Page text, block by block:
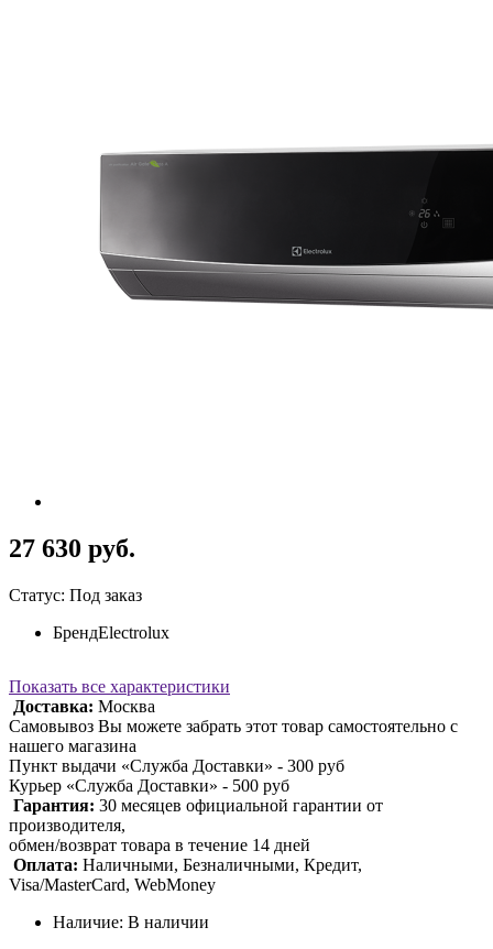
27 630 руб.
Статус: Под заказ
БрендElectrolux
Показать все характеристики
Доставка: Москва
Самовывоз Вы можете забрать этот товар самостоятельно с
нашего магазина
Пункт выдачи «Служба Доставки» - 300 руб
Курьер «Служба Доставки» - 500 руб
Гарантия: 30 месяцев официальной гарантии от
производителя,
обмен/возврат товара в течение 14 дней
Оплата: Наличными, Безналичными, Кредит,
Visa/MasterCard, WebMoney
Наличие: В наличии